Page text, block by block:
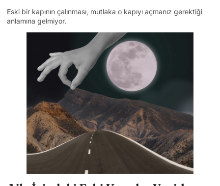
Eski bir kapının çalınması, mutlaka o kapıyı açmanız gerektiği
anlamına gelmiyor.